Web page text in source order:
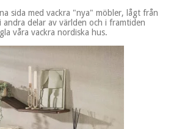
sida med vackra "nya" möbler, lågt från
andra delar av världen och i framtiden
våra vackra nordiska hus.